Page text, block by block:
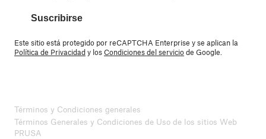
Suscribirse
Este sitio está protegido por reCAPTCHA Enterprise y se aplican la
Política de Privacidady losCondiciones del serviciode Google.
Términos y Condiciones generales
Términos Generales y Condiciones de Uso de los sitios Web
PRUSA